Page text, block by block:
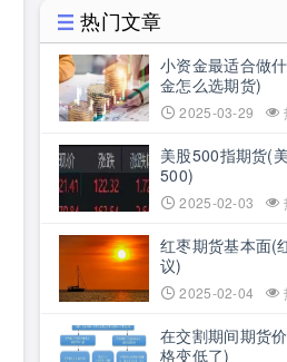
热门文章
小资金最适合做
金怎么选期货)
2025-03-29
美股500指期货(
500)
2025-02-03
红枣期货基本面(
议)
2025-02-04
在交割期间期货
格变低了)